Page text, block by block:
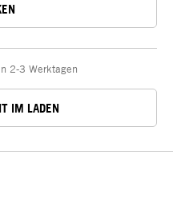
2-3 Werktagen
IM LADEN